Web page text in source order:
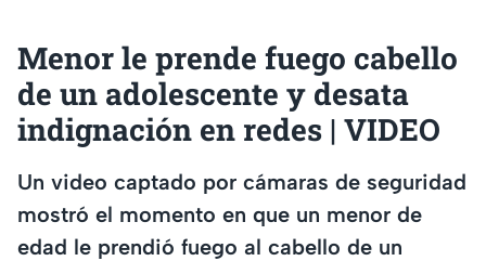
Menor le prende fuego cabello
de un adolescente y desata
indignación en redes | VIDEO
Un video captado por cámaras de seguridad
mostró el momento en que un menor de
edad le prendió fuego al cabello de un